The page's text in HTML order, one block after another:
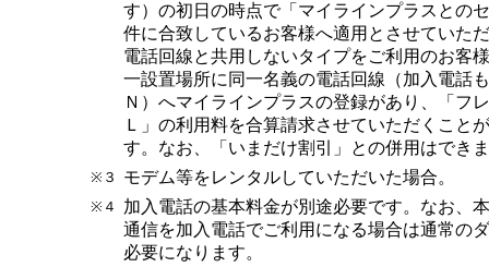
す）の初日の時点で「マイラインプラスとの
件に合致しているお客様へ適用とさせていた
電話回線と共用しないタイプをご利用のお客
一設置場所に同一名義の電話回線（加入電話
Ｎ）へマイラインプラスの登録があり、「フ
Ｌ」の利用料を合算請求させていただくこと
す。なお、「いまだけ割引」との併用はでき
※３ モデム等をレンタルしていただいた場合。
※４
加入電話の基本料金が別途必要です。なお、
通信を加入電話でご利用になる場合は通常の
必要になります。